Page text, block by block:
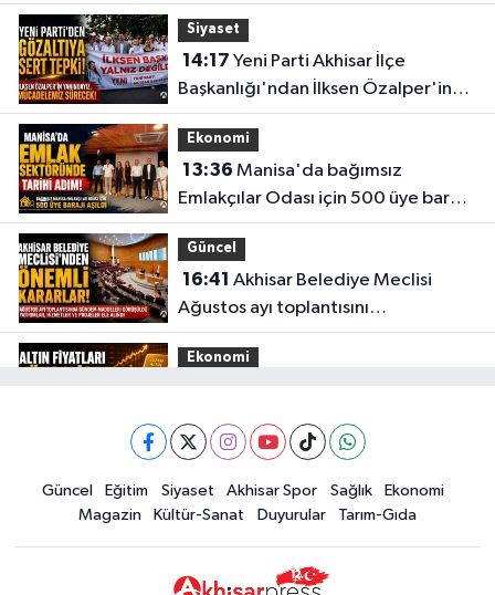
Siyaset
14:17
Başkanlığı'ndan İlksen Özalper'in
gözaltına alınmasına tepki
Ekonomi
13:36
Emlakçılar Odası için 500 üye barajı
aşıldı
Güncel
16:41
Ağustos ayı toplantısını
gerçekleştirdi
Ekonomi
15:02Akhisar'da sıcak hava etkisini
sürdürüyor! İşte 5 günlük hava
Güncel
Güncel Eğitim Siyaset Akhisar Spor Sağlık
Ekonomi
Magazin
Kültür-Sanat Duyurular Tarım-Gıda